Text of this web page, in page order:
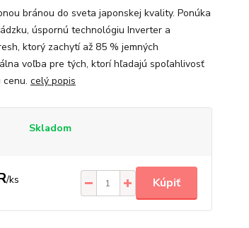
bránou do sveta japonskej kvality. Ponúka
úspornú technológiu Inverter a
ktorý zachytí až 85 % jemných
voľba pre tých, ktorí hľadajú spoľahlivosť
celý popis
Skladom
/ks Kúpiť